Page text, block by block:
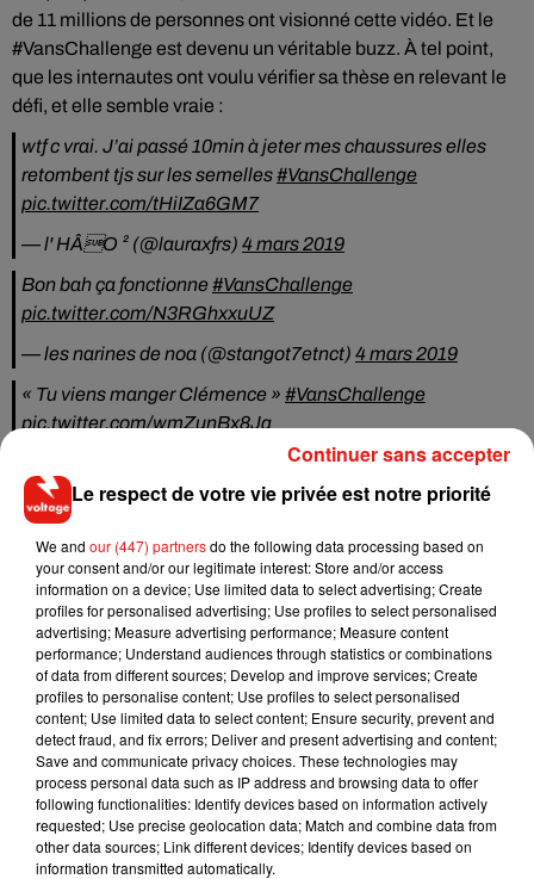
de 11 millions de personnes ont visionné cette vidéo. Et le
#VansChallenge est devenu un véritable buzz. À tel point,
que les internautes ont voulu vérifier sa thèse en relevant le
défi, et elle semble vraie :
wtf c vrai. J’ai passé 10min à jeter mes chaussures elles
retombent tjs sur les semelles#VansChallenge
pic.twitter.com/tHiIZa6GM7
— l' HÂO ² (@lauraxfrs) 4 mars 2019
Bon bah ça fonctionne#VansChallenge
pic.twitter.com/N3RGhxxuUZ
— les narines de noa (@stangot7etnct) 4 mars 2019
« Tu viens manger Clémence » #VansChallenge
pic.twitter.com/wmZunBx8Ja
— Valky �xÈ�a️ (@Nordic___)4 mars 2019
Le fait que les Vans retombent tout le temps sur les
skaters, elles ont donc une semelle plus lourde. C'est le
même principe que la tartine avec la confiture, elle tombe
toujours cu côté de la confiture à cause du poid de celle-ci.
Alors à vos Vans et tentez l'expérience avec le
#VansChallenge sur vos réseaux.
Musique
Le respect de votre vie privée est notre priorité
We and our (447) partnersdo the following data processing based on
your consent and/or our legitimate interest: Store and/or access
information on a device; Use limited data to select advertising; Create
profiles for personalised advertising; Use profiles to select personalised
advertising; Measure advertising performance; Measure content
performance; Understand audiences through statistics or combinations
of data from different sources; Develop and improve services; Create
profiles to personalise content; Use profiles to select personalised
content; Use limited data to select content; Ensure security, prevent and
detect fraud, and fix errors; Deliver and present advertising and content;
Save and communicate privacy choices. These technologies may
process personal data such as IP address and browsing data to offer
following functionalities: Identify devices based on information actively
requested; Use precise geolocation data; Match and combine data from
other data sources; Link different devices; Identify devices based on
information transmitted automatically.
Continuer sans accepter